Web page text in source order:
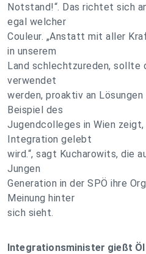
Notstand!“. Das richtet sich
egal welcher
Couleur. „Anstatt mit aller
in unserem
Land schlechtzureden, sollte
verwendet
werden, proaktiv an
Beispiel des
Jugendcolleges in Wien
Integration gelebt
wird.“, sagt Kucharowits, die
Jungen
Generation in der SPÖ ihre
Meinung hinter
sich sieht.
Integrationsminister gießt Öl